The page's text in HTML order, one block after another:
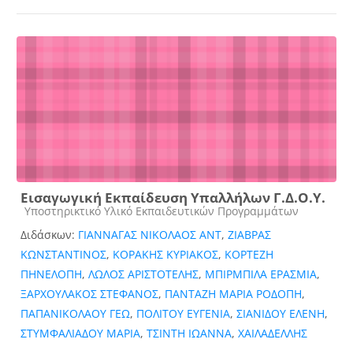
Εισαγωγική Εκπαίδευση Υπαλλήλων Γ.Δ.Ο.Υ.
Κατηγορία μαθήματος
Υποστηρικτικό Υλικό Εκπαιδευτικών Προγραμμάτων
Διδάσκων: ΓΙΑΝΝΑΓΑΣ ΝΙΚΟΛΑΟΣ ΑΝΤ, ΖΙΑΒΡΑΣ
ΚΩΝΣΤΑΝΤΙΝΟΣ, ΚΟΡΑΚΗΣ ΚΥΡΙΑΚΟΣ, ΚΟΡΤΕΖΗ
ΠΗΝΕΛΟΠΗ, ΛΩΛΟΣ ΑΡΙΣΤΟΤΕΛΗΣ, ΜΠΙΡΜΠΙΛΑ ΕΡΑΣΜΙΑ,
ΞΑΡΧΟΥΛΑΚΟΣ ΣΤΕΦΑΝΟΣ, ΠΑΝΤΑΖΗ ΜΑΡΙΑ ΡΟΔΟΠΗ,
ΠΑΠΑΝΙΚΟΛΑΟΥ ΓΕΩ, ΠΟΛΙΤΟΥ ΕΥΓΕΝΙΑ, ΣΙΑΝΙΔΟΥ ΕΛΕΝΗ,
ΣΤΥΜΦΑΛΙΑΔΟΥ ΜΑΡΙΑ, ΤΣΙΝΤΗ ΙΩΑΝΝΑ, ΧΑΙΛΑΔΕΛΛΗΣ